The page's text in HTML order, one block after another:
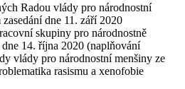
Radou vlády pro národnostní
dne 11. září 2020
skupiny pro národnostně
14. října 2020 (naplňování
vlády pro národnostní menšiny ze
rasismu a xenofobie